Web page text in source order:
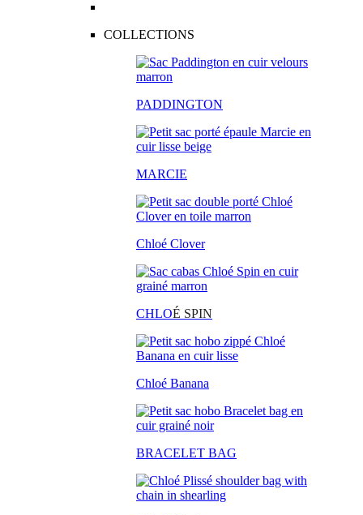
COLLECTIONS
PADDINGTON
MARCIE
Chloé Clover
CHLOÉ SPIN
Chloé Banana
BRACELET BAG